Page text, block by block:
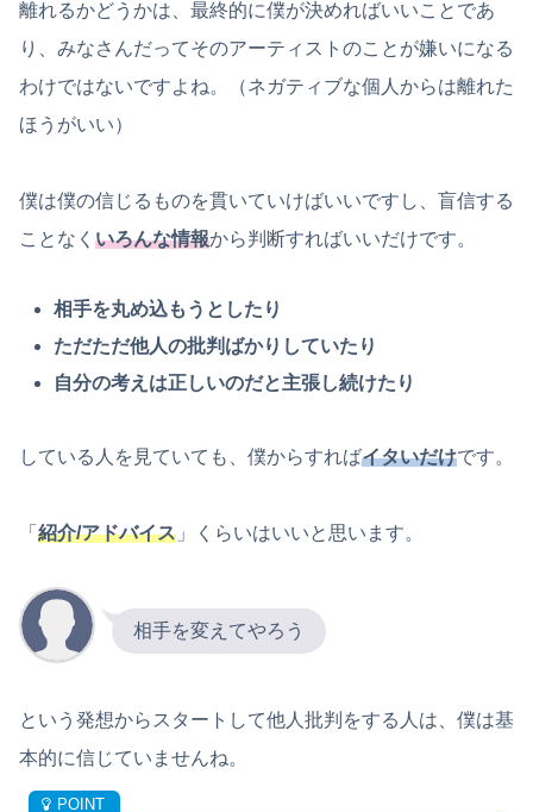
離れるかどうかは、最終的に僕が決めればいいことであ
り、みなさんだってそのアーティストのことが嫌いになる
わけではないですよね。（ネガティブな個人からは離れた
ほうがいい）
僕は僕の信じるものを貫いていけばいいですし、盲信する
ことなく いろんな情報から判断すればいいだけです。
相手を丸め込もうとしたり
ただただ他人の批判ばかりしていたり
自分の考えは正しいのだと主張し続けたり
している人を見ていても、僕からすればイタいだけです。
「 紹介/アドバイス 」くらいはいいと思います。
相手を変えてやろう
という発想からスタートして他人批判をする人は、僕は基
本的に信じていませんね。